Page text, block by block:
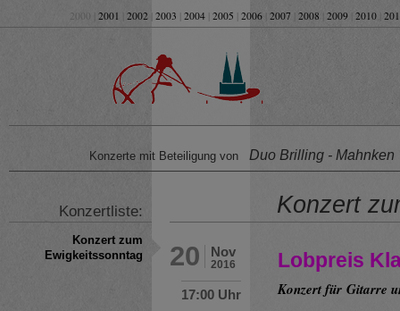
2000 | 2001 2002 2003 2004 2005 2006 2007 2008 2009 2010
Konzerte mit Beteiligung von Duo Brilling - Mahnken
Konzert
Nov
2016
20
17:00 Uhr
Lobpreis
Konzert für Gitarre
Konzertliste:
Konzert zum
Ewigkeitssonntag